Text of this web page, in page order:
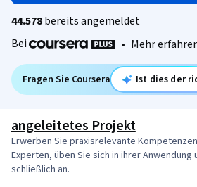
44.578bereits angemeldet
Bei
• Mehr
Fragen Sie Coursera Ist dies der
angeleitetes Projekt
Erwerben Sie praxisrelevante
Experten, üben Sie sich in ihrer Anwendung
schließlich an.